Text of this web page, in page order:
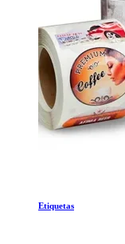
Etiquetas